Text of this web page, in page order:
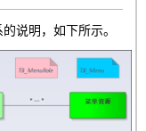
说明，如下所示。